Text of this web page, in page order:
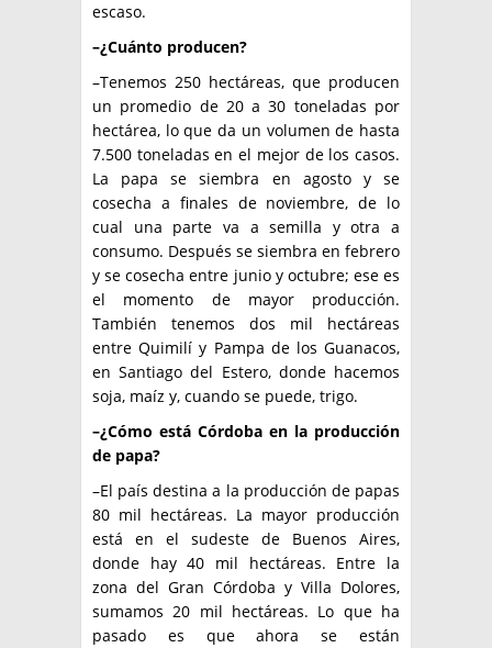
escaso.
–¿Cuánto producen?
–Tenemos 250 hectáreas, que producen
un promedio de 20 a 30 toneladas por
hectárea, lo que da un volumen de hasta
7.500 toneladas en el mejor de los casos.
La papa se siembra en agosto y se
cosecha a finales de noviembre, de lo
cual una parte va a semilla y otra a
consumo. Después se siembra en febrero
y se cosecha entre junio y octubre; ese es
el momento de mayor producción.
También tenemos dos mil hectáreas
entre Quimilí y Pampa de los Guanacos,
en Santiago del Estero, donde hacemos
soja, maíz y, cuando se puede, trigo.
–¿Cómo está Córdoba en la producción
de papa?
–El país destina a la producción de papas
80 mil hectáreas. La mayor producción
está en el sudeste de Buenos Aires,
donde hay 40 mil hectáreas. Entre la
zona del Gran Córdoba y Villa Dolores,
sumamos 20 mil hectáreas. Lo que ha
pasado es que ahora se están